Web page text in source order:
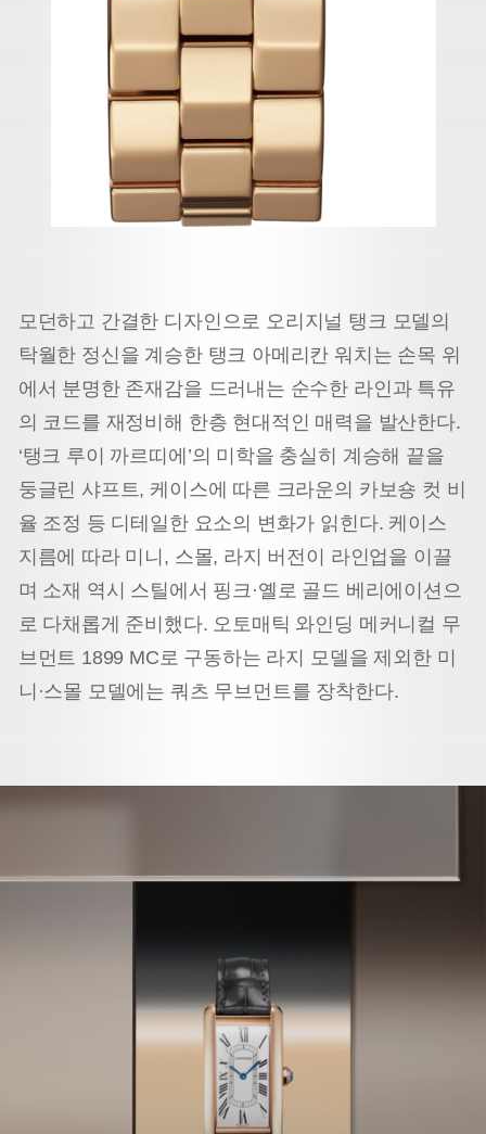
모던하고 간결한 디자인으로 오리지널 탱크 모델의
탁월한 정신을 계승한 탱크 아메리칸 워치는 손목 위
에서 분명한 존재감을 드러내는 순수한 라인과 특유
의 코드를 재정비해 한층 현대적인 매력을 발산한다.
‘탱크 루이 까르띠에’의 미학을 충실히 계승해 끝을
둥글린 샤프트, 케이스에 따른 크라운의 카보숑 컷 비
율 조정 등 디테일한 요소의 변화가 읽힌다. 케이스
지름에 따라 미니, 스몰, 라지 버전이 라인업을 이끌
며 소재 역시 스틸에서 핑크·옐로 골드 베리에이션으
로 다채롭게 준비했다. 오토매틱 와인딩 메커니컬 무
브먼트 1899 MC로 구동하는 라지 모델을 제외한 미
니·스몰 모델에는 쿼츠 무브먼트를 장착한다.